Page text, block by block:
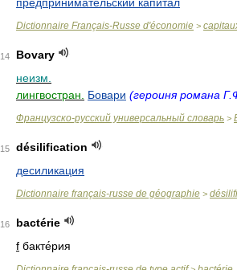
Dictionnaire Français-Russe d'économie >
14
Bovary
неизм.
лингвостран.
Бовари (героиня романа
Французско-русский универсальный словарь >
15
désilification
десиликация
Dictionnaire français-russe de géographie >
16
bactérie
f бакте́рия